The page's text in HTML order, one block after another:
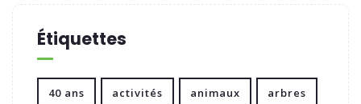
Étiquettes
40 ans activités animaux arbres